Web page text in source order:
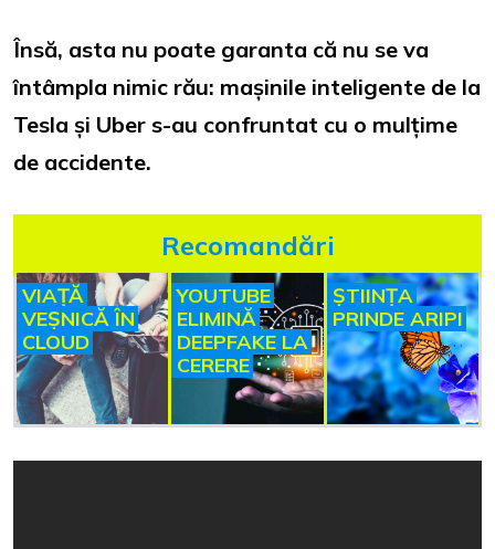
Însă, asta nu poate garanta că nu se va
întâmpla nimic rău: mașinile inteligente de la
Tesla și Uber s-au confruntat cu o mulțime
de accidente.
Recomandări
VIAȚĂ
VEȘNICĂ ÎN
CLOUD
YOUTUBE
ELIMINĂ
DEEPFAKE LA
CERERE
ȘTIINȚA
PRINDE ARIPI